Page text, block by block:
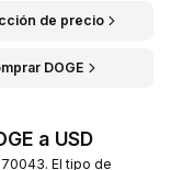
de precio
DOGE
a USD
El tipo de